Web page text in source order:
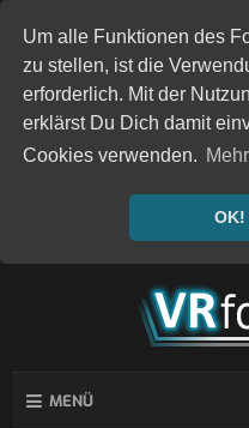
Um alle Funktionen des
zu stellen, ist die
erforderlich. Mit der
erklärst Du Dich damit
Cookies verwenden.
OK!
MENÜ